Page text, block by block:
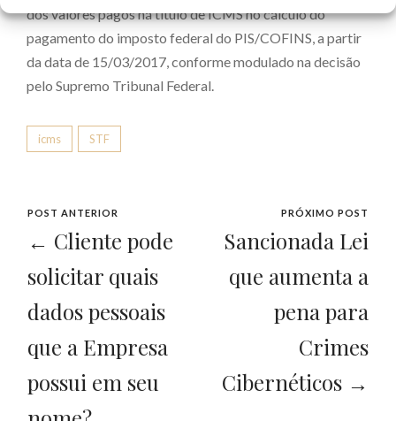
dos valores pagos há título de ICMS no cálculo do
pagamento do imposto federal do PIS/COFINS, a partir
da data de 15/03/2017, conforme modulado na decisão
pelo Supremo Tribunal Federal.
icms STF
POST ANTERIOR
← Cliente pode
solicitar quais
dados pessoais
que a Empresa
possui em seu
PRÓXIMO POST
Sancionada Lei
que aumenta a
pena para
Crimes
Cibernéticos →